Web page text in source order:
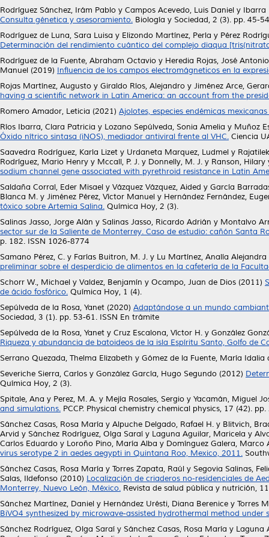
Rodríguez Sánchez, Irám Pablo y Campos Acevedo, Luis Daniel y Ibarra
Consulta génetica y asesoramiento. Biología y Sociedad, 2 (3). pp. 45-
Rodríguez de Luna, Sara Luisa y Elizondo Martínez, Perla y Pérez
Determinación del rendimiento cuántico del complejo diaqua
Rodríguez de la Fuente, Abraham Octavio y Heredia Rojas, José Antonio
Manuel (2019) Influencia de los campos electromágneticos en la
Rojas Martínez, Augusto y Giraldo Ríos, Alejandro y Jiménez Arce,
having a scientific network in Latin America: an account from the
Romero Amador, Leticia (2021) Ajolotes, especies endémicas
Ríos Ibarra, Clara Patricia y Lozano Sepúlveda, Sonia Amelia y Muñoz
Óxido nítrico sintasa (iNOS), mediador antiviral frente al VHC. Ciencia
Saavedra Rodríguez, Karla Lizet y Urdaneta Marquez, Ludmel y
Rodríguez, Mario Henry y Mccall, P. J. y Donnelly, M. J. y Ranson, Hilary
sodium channel gene associated with pyrethroid resistance in Latin
Saldaña Corral, Eder Misael y Vázquez Vázquez, Aided y García
Blanca M. y Jiménez Pérez, Víctor Manuel y Hernández Fernández,
tóxico sobre Artemia Salina. Química Hoy, 2 (3).
Salinas Jasso, Jorge Alán y Salinas Jasso, Ricardo Adrián y Montalvo
sector sur de la Saliente de Monterrey. Caso de estudio: cañón Santa
p. 182. ISSN 1026-8774
Samano Pérez, C. y Farías Buitron, M. J. y Lu Martínez, Analía Alejandra
preliminar sobre el desperdicio de alimentos en la cafetería de la
Schorr W., Michael y Valdez, Benjamín y Ocampo, Juan de Dios (2011)
de ácido fosfórico. Química Hoy, 1 (4).
Sepúlveda de la Rosa, Yanet (2020) Adaptándose a un mundo
Sociedad, 3 (1). pp. 53-61. ISSN En trámite
Sepúlveda de la Rosa, Yanet y Cruz Escalona, Víctor H. y González
Riqueza y abundancia de batoideos de la isla Espíritu Santo, Golfo de
Serrano Quezada, Thelma Elizabeth y Gómez de la Fuente, María Idalia
Severiche Sierra, Carlos y González García, Hugo Segundo (2012)
Química Hoy, 2 (3).
Spitale, Ana y Perez, M. A. y Mejía Rosales, Sergio y Yacamán, Miguel
and simulations. PCCP. Physical chemistry chemical physics, 17 (42).
Sánchez Casas, Rosa María y Alpuche Delgado, Rafael H. y Blitvich,
Arvid y Sánchez Rodríguez, Olga Saraí y Laguna Aguilar, Maricela y
Carlos Eduardo y Loroño Pino, María Alba y Domínguez Galera, Marco
virus serotype 2 in aedes aegypti in Quintana Roo, Mexico, 2011.
Sánchez Casas, Rosa María y Torres Zapata, Raúl y Segovia Salinas,
Salas, Ildefonso (2010) Localización de criaderos no-residenciales de
Monterrey, Nuevo León, México. Revista de salud pública y nutrición,
Sánchez Martínez, Daniel y Hernández Urésti, Diana Berenice y Torres
BiVO4 synthesized by microwave-assisted hydrothermal method
Sánchez Rodríguez, Olga Saraí y Sánchez Casas, Rosa María y Laguna